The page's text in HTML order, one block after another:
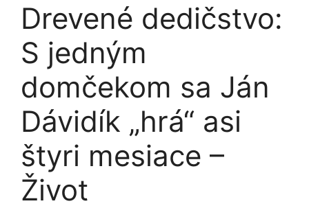
Drevené dedičstvo:
S jedným
domčekom sa Ján
Dávidík „hrá“ asi
štyri mesiace –
Život